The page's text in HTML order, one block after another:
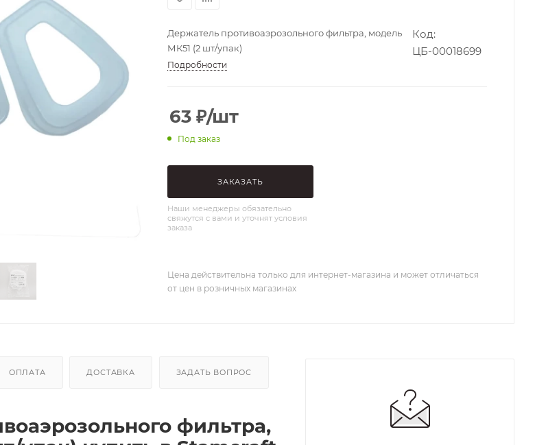
Держатель противоаэрозольного фильтра, модель
МК51 (2 шт/упак)
Подробности
Код:
ЦБ-00018699
63₽/шт
Под заказ
ЗАКАЗАТЬ
Наши менеджеры обязательно
свяжутся с вами и уточнят условия
заказа
Цена действительна только для интернет-магазина и может отличаться
от цен в розничных магазинах
ОПЛАТА ДОСТАВКА ЗАДАТЬ ВОПРОС
фильтра,